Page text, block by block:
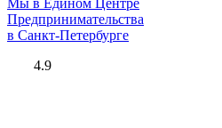
Мы в Едином Центре
Предпринимательства
в Санкт-Петербурге
4.9